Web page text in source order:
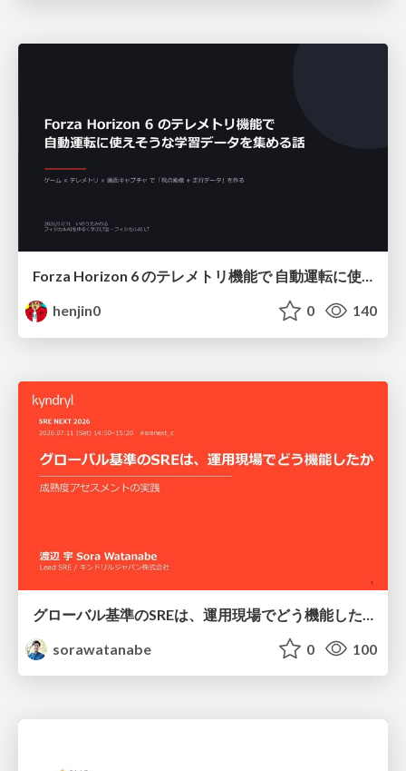
Forza Horizon 6 のテレメトリ機能で 自動運転に使えそうな学習データを集める話
henjin0
0 140
sorawatanabe
0 100